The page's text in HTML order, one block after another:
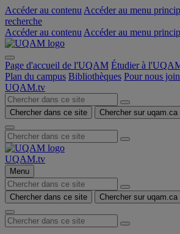
Accéder au contenu Accéder au menu
recherche
Accéder au contenu Accéder au menu
Page d'accueil de l'UQAM Étudier à
Plan du campus Bibliothèques Pour nous
UQAM.tv
Chercher dans ce site Chercher sur uqam.ca
UQAM.tv
Menu
Chercher dans ce site Chercher sur uqam.ca